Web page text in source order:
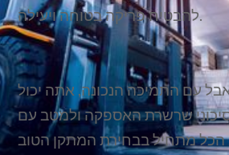
להבטיח פריקה בטוחה ויעילה.
עם התמיכה הנכונה, אתה יכול
שרשרת האספקה ולמטב עם
הכל מתחיל בבחירת המתקן הטוב